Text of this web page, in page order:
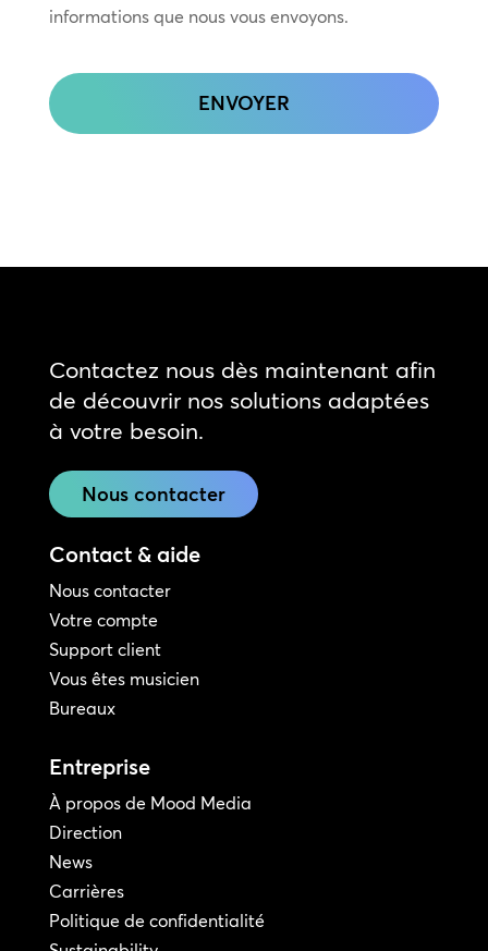
informations que nous vous envoyons.
Contactez nous dès maintenant afin
de découvrir nos solutions adaptées
à votre besoin.
Nous contacter
Contact & aide
Nous contacter
Votre compte
Support client
Vous êtes musicien
Bureaux
Entreprise
À propos de Mood Media
Direction
News
Carrières
Politique de confidentialité